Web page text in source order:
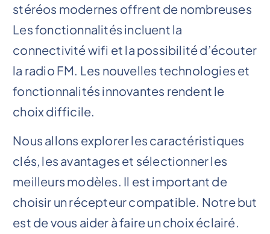
stéréos modernes offrent de nombreuses
Les fonctionnalités incluent la
connectivité wifi et la possibilité d’écouter
la radio FM. Les nouvelles technologies et
fonctionnalités innovantes rendent le
choix difficile.
Nous allons explorer les caractéristiques
clés, les avantages et sélectionner les
meilleurs modèles. Il est important de
choisir un récepteur compatible. Notre but
est de vous aider à faire un choix éclairé.